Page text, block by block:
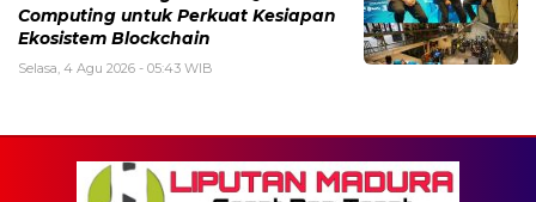
Computing untuk Perkuat Kesiapan
Ekosistem Blockchain
Selasa, 4 Agu 2026 - 05:43 WIB